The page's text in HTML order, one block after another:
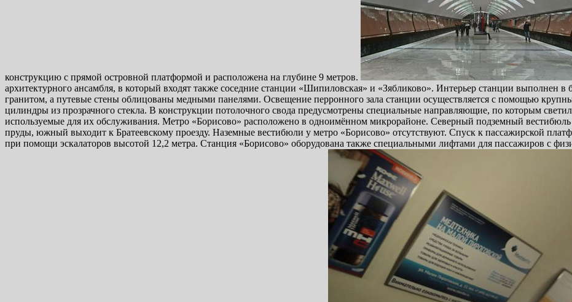
конструкцию с прямой островной платформой и расположена на глубине 9 метров.
архитектурного ансамбля, в который входят также соседние станции «Шипиловская» и «Зябликово». Интерьер станции выполнен
гранитом, а путевые стены облицованы медными панелями. Освещение перронного зала станции осуществляется с помощью
цилиндры из прозрачного стекла. В конструкции потолочного свода предусмотрены специальные направляющие, по которым
используемые для их обслуживания. Метро «Борисово» расположено в одноимённом микрорайоне. Северный подземный
пруды, южный выходит к Братеевскому проезду. Наземные вестибюли у метро «Борисово» отсутствуют. Спуск к пассажирской
при помощи эскалаторов высотой 12,2 метра. Станция «Борисово» оборудована также специальными лифтами для пассажиров с